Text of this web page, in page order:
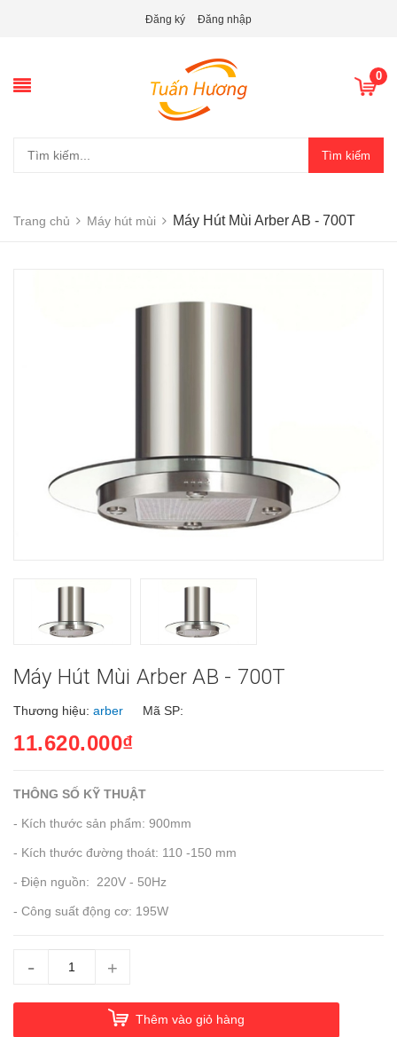
Đăng ký Đăng nhập
0
Tìm kiếm
Trang chủ Máy hút mùi Máy Hút Mùi Arber AB - 700T
Máy Hút Mùi Arber AB - 700T
Thương hiệu: arber Mã SP:
11.620.000₫
THÔNG SỐ KỸ THUẬT
- Kích thước sản phẩm: 900mm
- Kích thước đường thoát: 110 -150 mm
- Điện nguồn: 220V - 50Hz
- Công suất động cơ: 195W
- +
Thêm vào giỏ hàng